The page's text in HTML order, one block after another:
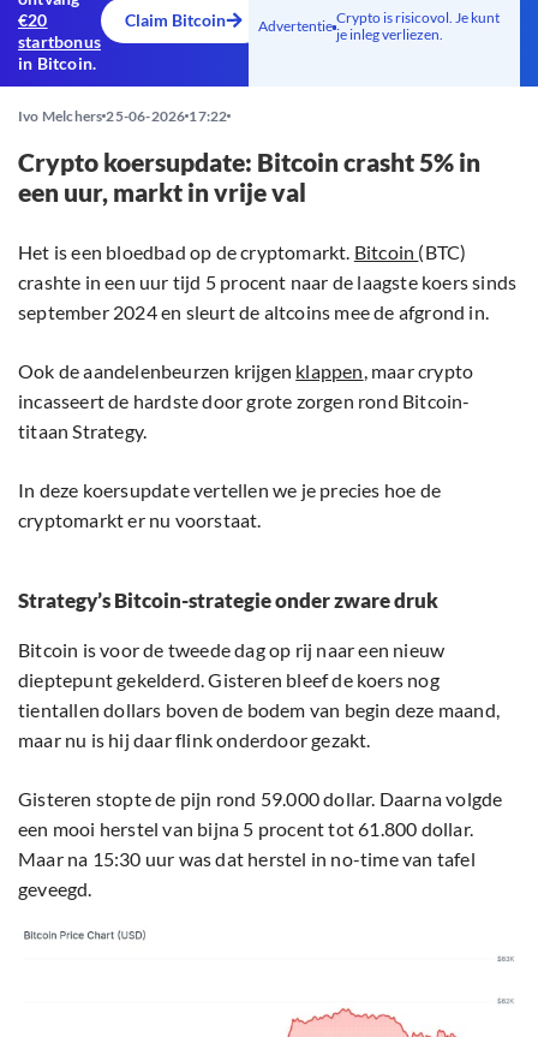
€20
startbonus
in Bitcoin.
Claim Bitcoin Advertentie Crypto is risicovol. Je kunt
je inleg verliezen.
Ivo Melchers 25-06-2026 17:22
Crypto koersupdate: Bitcoin crasht 5% in
een uur, markt in vrije val
Het is een bloedbad op de cryptomarkt. Bitcoin (BTC)
crashte in een uur tijd 5 procent naar de laagste koers sinds
september 2024 en sleurt de altcoins mee de afgrond in.
Ook de aandelenbeurzen krijgen klappen, maar crypto
incasseert de hardste door grote zorgen rond Bitcoin-
titaan Strategy.
In deze koersupdate vertellen we je precies hoe de
cryptomarkt er nu voorstaat.
Strategy’s Bitcoin-strategie onder zware druk
Bitcoin is voor de tweede dag op rij naar een nieuw
dieptepunt gekelderd. Gisteren bleef de koers nog
tientallen dollars boven de bodem van begin deze maand,
maar nu is hij daar flink onderdoor gezakt.
Gisteren stopte de pijn rond 59.000 dollar. Daarna volgde
een mooi herstel van bijna 5 procent tot 61.800 dollar.
Maar na 15:30 uur was dat herstel in no-time van tafel
geveegd.